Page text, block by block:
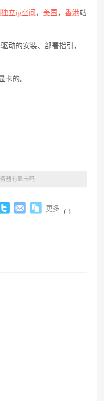
立ip空间 ， 美国 ， 香港站
动的安装、部署指引，
卡的。
器有显卡吗
更多 ( )